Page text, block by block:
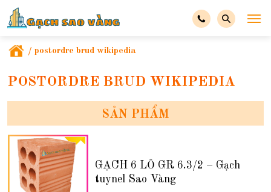
/ postordre brud wikipedia
POSTORDRE BRUD WIKIPEDIA
SẢN PHẨM
GẠCH 6 LỖ GR 6.3/2 – Gạch
tuynel Sao Vàng